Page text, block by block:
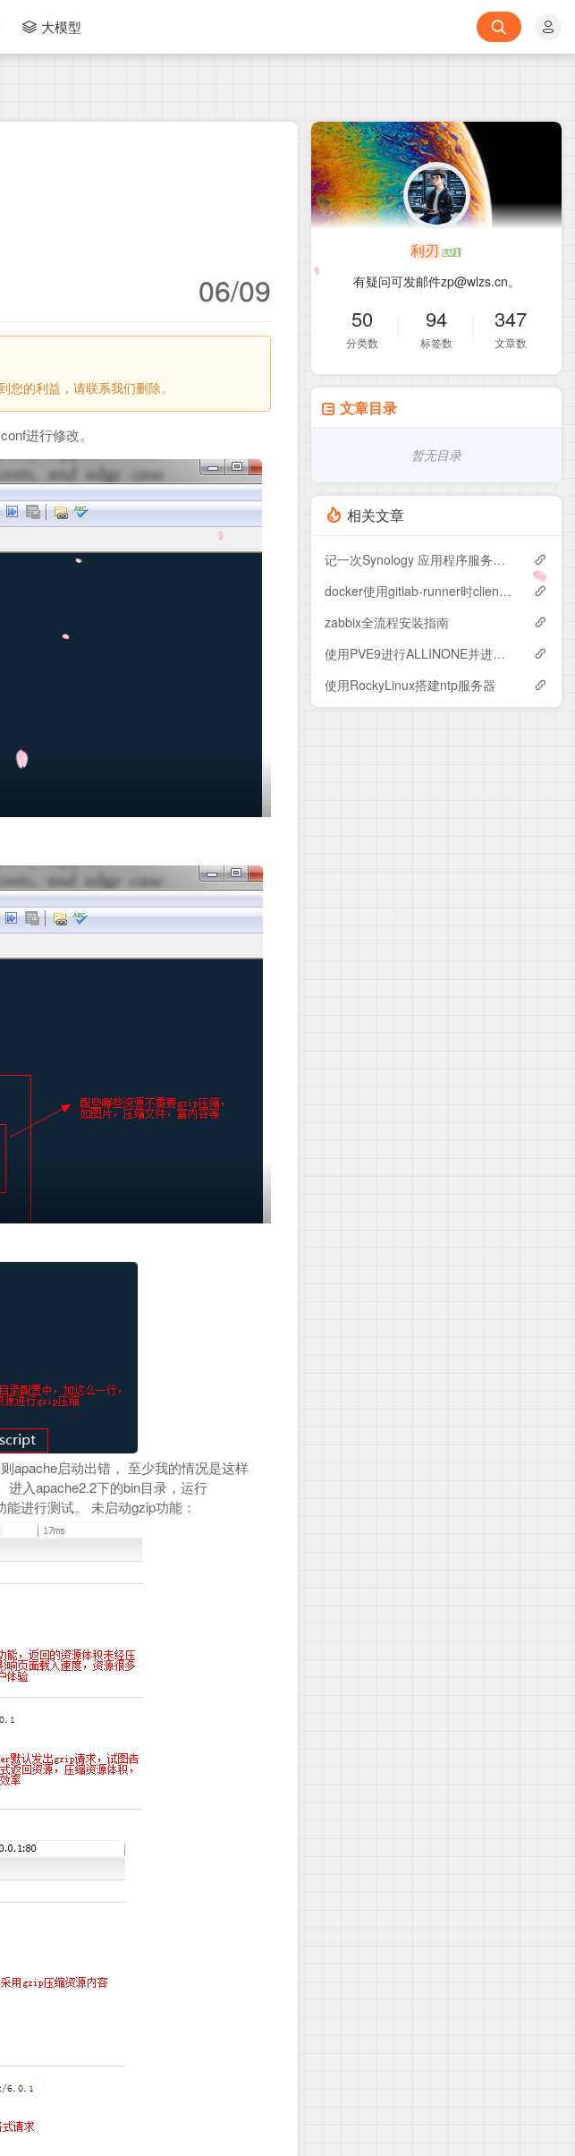
大模型
06/09
的利益，请联系我们删除。
进行修改。
apache启动出错， 至少我的情况是这样
入apache2.2下的bin目录，运行
进行测试。 未启动gzip功能：
利刃
有疑问可发邮件zp@wlzs.cn。
50
分类数
94
标签数
347
文章数
文章目录
暂无目录
相关文章
记一次Synology 应用程序服务无法启动的异常
docker使用gitlab-runner时client version 1.53 is too new
zabbix全流程安装指南
使用PVE9进行ALLINONE并进行优化
使用RockyLinux搭建ntp服务器